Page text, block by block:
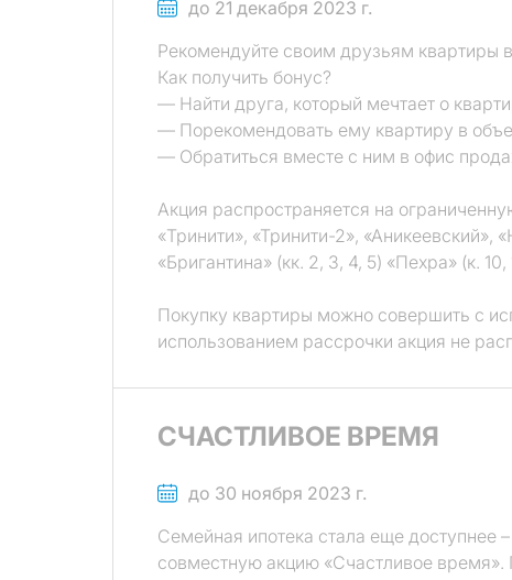
до 21 декабря 2023 г.
Рекомендуйте своим друзьям квартиры
Как получить бонус?
— Найти друга, который мечтает о
— Порекомендовать ему квартиру в
— Обратиться вместе с ним в офис
Акция распространяется на
«Тринити», «Тринити-2», «Аникеевский»,
«Бригантина» (кк. 2, 3, 4, 5) «Пехра» (к. 10,
Покупку квартиры можно совершить с
использованием рассрочки акция не
СЧАСТЛИВОЕ ВРЕМЯ
до 30 ноября 2023 г.
Семейная ипотека стала еще доступнее
совместную акцию «Счастливое